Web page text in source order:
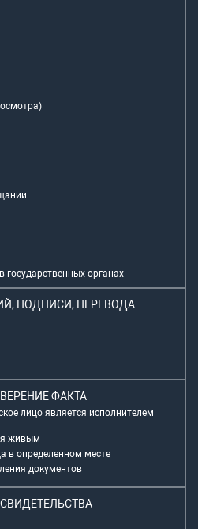
государственных органах
ПОДПИСИ, ПЕРЕВОДА
ФАКТА
лицо является исполнителем
живым
в определенном месте
документов